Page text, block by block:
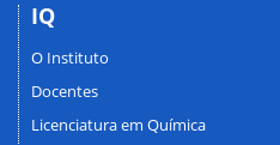
IQ
O Instituto
Docentes
Licenciatura em Química